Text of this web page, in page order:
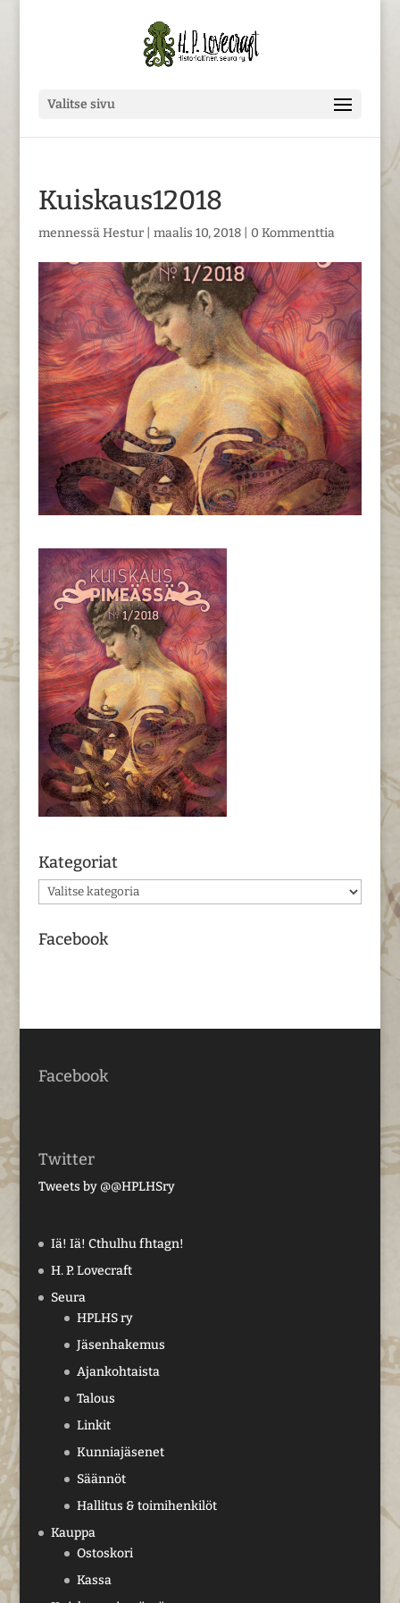
Valitse sivu
Kuiskaus12018
mennessäHestur| maalis 10, 2018| 0 Kommenttia
Kategoriat
Kategoriat
Facebook
Facebook
Twitter
Tweets by @@HPLHSry
Iä! Iä! Cthulhu fhtagn!
H. P. Lovecraft
Seura
HPLHS ry
Jäsenhakemus
Ajankohtaista
Talous
Linkit
Kunniajäsenet
Säännöt
Hallitus & toimihenkilöt
Kauppa
Ostoskori
Kassa